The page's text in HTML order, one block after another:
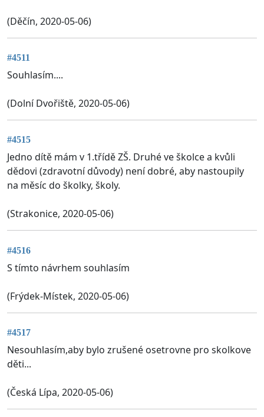
(Děčín, 2020-05-06)
#4511
Souhlasím....
(Dolní Dvořiště, 2020-05-06)
#4515
Jedno dítě mám v 1.třídě ZŠ. Druhé ve školce a kvůli
dědovi (zdravotní důvody) není dobré, aby nastoupily
na měsíc do školky, školy.
(Strakonice, 2020-05-06)
#4516
S tímto návrhem souhlasím
(Frýdek-Místek, 2020-05-06)
#4517
Nesouhlasím,aby bylo zrušené osetrovne pro skolkove
děti...
(Česká Lípa, 2020-05-06)